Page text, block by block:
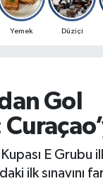
Yemek Düziçi
Gol
E Grubu
ilk sınavını
Durumu ve